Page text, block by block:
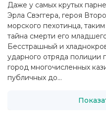
Даже у самых крутых
Эрла Свэггера, героя
морского пехотинца,
тайна смерти его
Бесстрашный и
ударного отряда полиции
город многочисленных
публичных до...